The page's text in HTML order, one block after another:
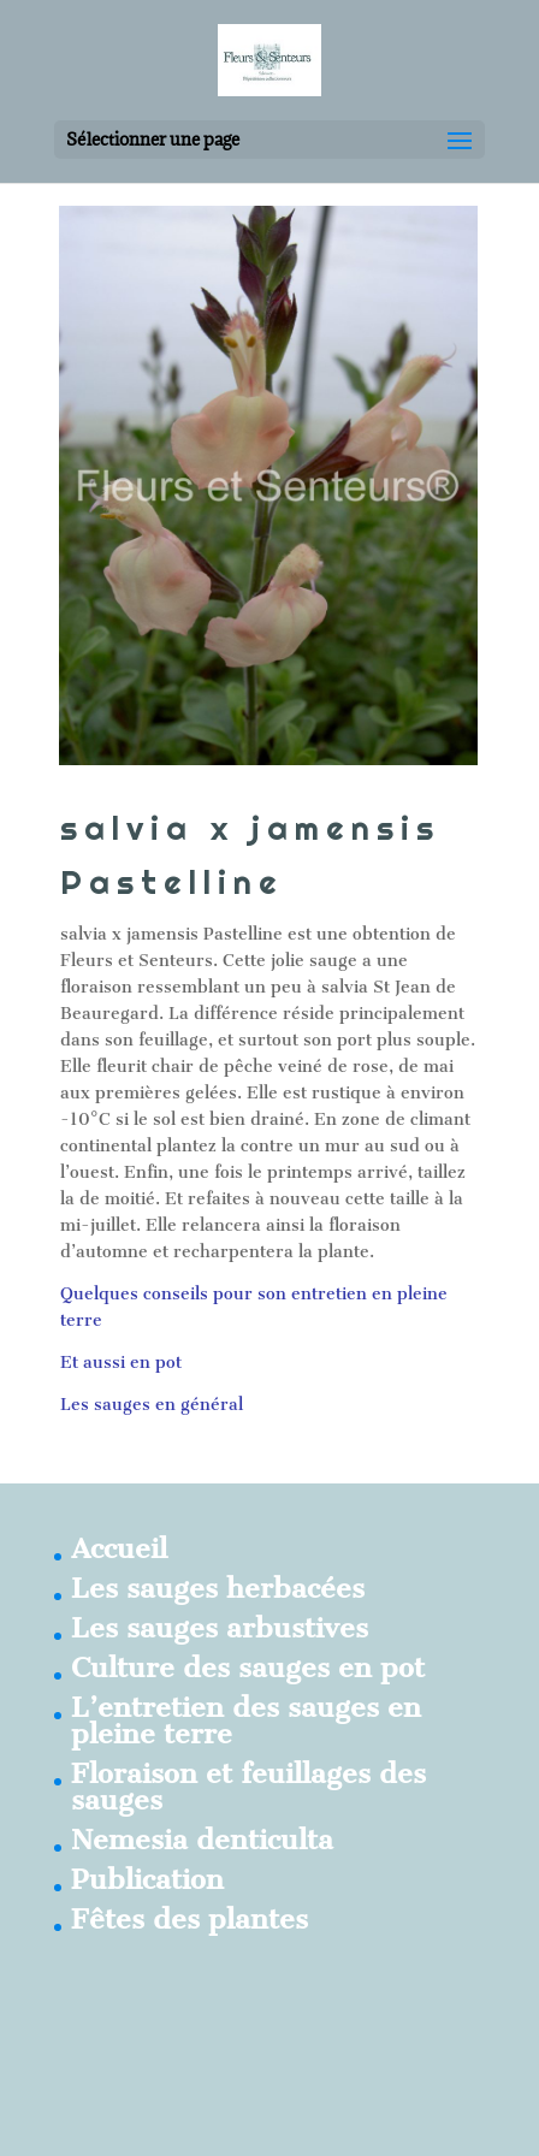
Sélectionner une page
salvia x jamensis
Pastelline
salvia x jamensis Pastelline est une obtention de
Fleurs et Senteurs. Cette jolie sauge a une
floraison ressemblant un peu à salvia St Jean de
Beauregard. La différence réside principalement
dans son feuillage, et surtout son port plus souple.
Elle fleurit chair de pêche veiné de rose, de mai
aux premières gelées. Elle est rustique à environ
-10°C si le sol est bien drainé. En zone de climant
continental plantez la contre un mur au sud ou à
l’ouest. Enfin, une fois le printemps arrivé, taillez
la de moitié. Et refaites à nouveau cette taille à la
mi-juillet. Elle relancera ainsi la floraison
d’automne et recharpentera la plante.
Quelques conseils pour son entretien en pleine
terre
Et aussi en pot
Les sauges en général
Accueil
Les sauges herbacées
Les sauges arbustives
Culture des sauges en pot
L’entretien des sauges en
pleine terre
Floraison et feuillages des
sauges
Nemesia denticulta
Publication
Fêtes des plantes